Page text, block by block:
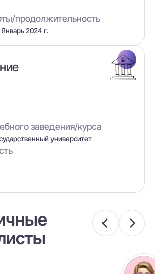
продолжительность
2024 г.
заведения/курса
университет